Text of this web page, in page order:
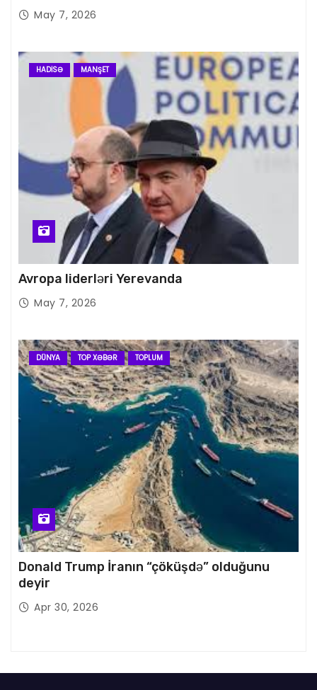
May 7, 2026
HADISƏ MANŞET
Avropa liderləri Yerevanda
May 7, 2026
DÜNYA TOP XƏBƏR TOPLUM
Donald Trump İranın “çöküşdə” olduğunu
deyir
Apr 30, 2026